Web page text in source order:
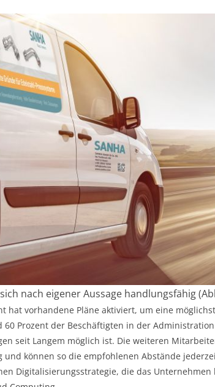
nach eigener Aussage handlungsfähig
hat vorhandene Pläne aktiviert, um eine
60 Prozent der Beschäftigten in der
seit Langem möglich ist. Die weiteren
und können so die empfohlenen Abstände
Digitalisierungsstrategie, die das Unternehmen